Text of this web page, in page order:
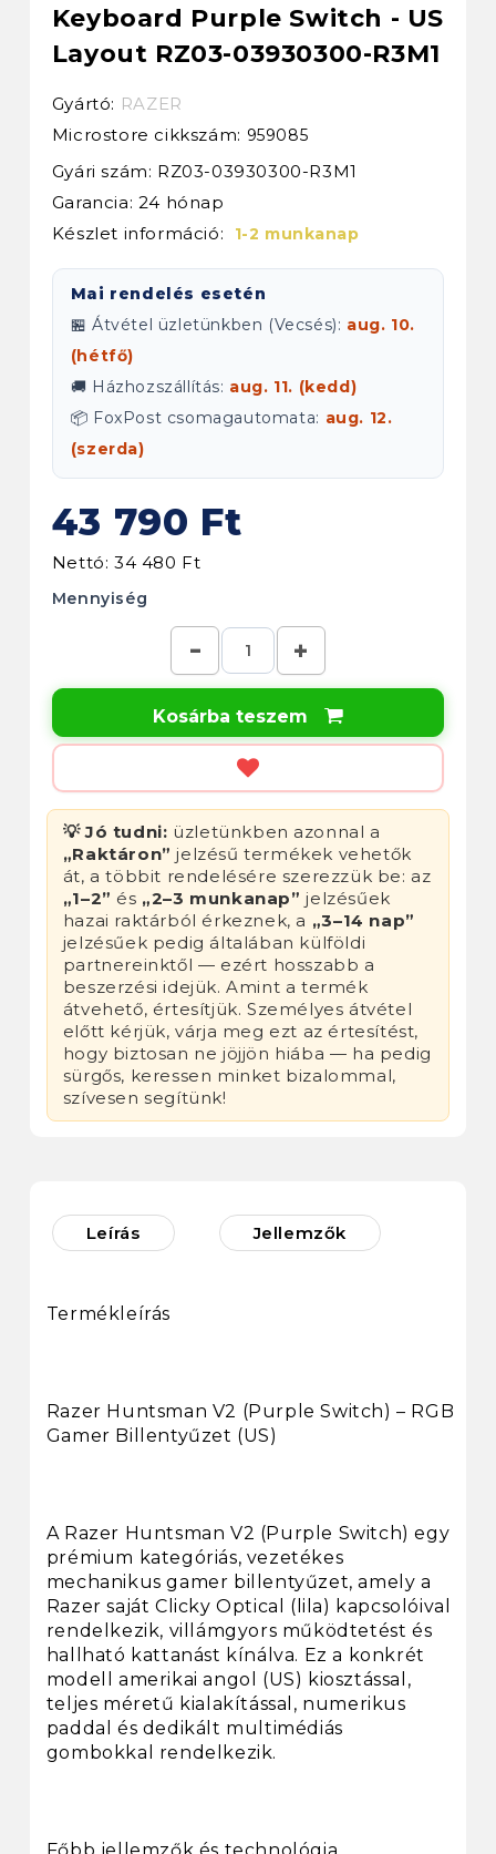
Keyboard Purple Switch - US
Layout RZ03-03930300-R3M1
Gyártó: RAZER
Microstore cikkszám: 959085
Gyári szám: RZ03-03930300-R3M1
Garancia: 24 hónap
Készlet információ:
1-2 munkanap
Mai rendelés esetén
🏪 Átvétel üzletünkben (Vecsés): aug. 10.
(hétfő)
🚚 Házhozszállítás: aug. 11. (kedd)
📦 FoxPost csomagautomata: aug. 12.
(szerda)
43 790 Ft
Nettó: 34 480 Ft
Mennyiség
Kosárba teszem 
💡 Jó tudni: üzletünkben azonnal a
„Raktáron” jelzésű termékek vehetők
át, a többit rendelésére szerezzük be: az
„1–2” és „2–3 munkanap” jelzésűek
hazai raktárból érkeznek, a „3–14 nap”
jelzésűek pedig általában külföldi
partnereinktől — ezért hosszabb a
beszerzési idejük. Amint a termék
átvehető, értesítjük. Személyes átvétel
előtt kérjük, várja meg ezt az értesítést,
hogy biztosan ne jöjjön hiába — ha pedig
sürgős, keressen minket bizalommal,
szívesen segítünk!
Leírás Jellemzők
Termékleírás
Razer Huntsman V2 (Purple Switch) – RGB
Gamer Billentyűzet (US)
A Razer Huntsman V2 (Purple Switch) egy
prémium kategóriás, vezetékes
mechanikus gamer billentyűzet, amely a
Razer saját Clicky Optical (lila) kapcsolóival
rendelkezik, villámgyors működtetést és
hallható kattanást kínálva. Ez a konkrét
modell amerikai angol (US) kiosztással,
teljes méretű kialakítással, numerikus
paddal és dedikált multimédiás
gombokkal rendelkezik.